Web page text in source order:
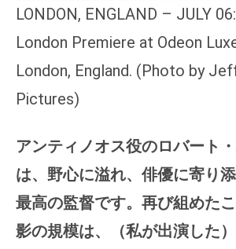
LONDON, ENGLAND – JULY
London Premiere at Odeon
London, England. (Photo by
Pictures)
アンティノオス役のロバート
は、野心に溢れ、俳優に寄り
最高の監督です。再び組めた
影の規模は、（私が出演した